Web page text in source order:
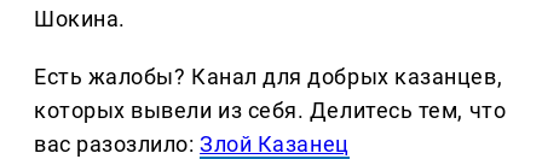
Шокина.
Есть жалобы? Канал для добрых казанцев,
которых вывели из себя. Делитеcь тем, что
вас разозлило:Злой Казанец